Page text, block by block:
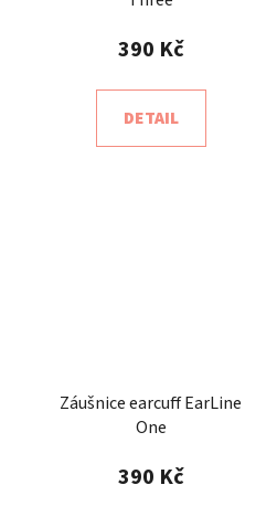
390 Kč
DETAIL
Záušnice earcuff EarLine
One
390 Kč